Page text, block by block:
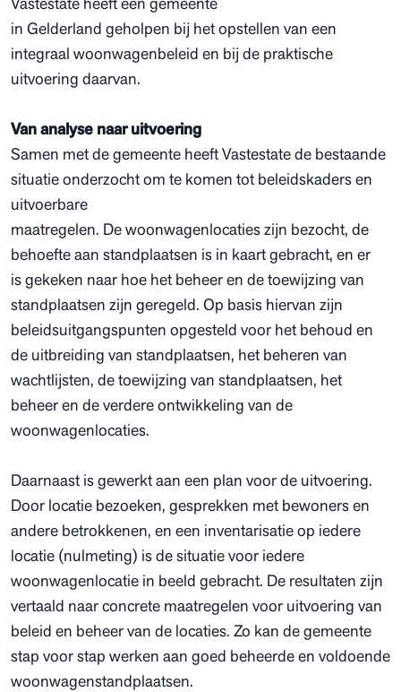
in Gelderland geholpen bij het opstellen van een
integraal woonwagenbeleid en bij de praktische
uitvoering daarvan.
Van analyse naar uitvoering
Samen met de gemeente heeft Vastestate de bestaande
situatie onderzocht om te komen tot beleidskaders en
uitvoerbare
maatregelen. De woonwagenlocaties zijn bezocht, de
behoefte aan standplaatsen is in kaart gebracht, en er
is gekeken naar hoe het beheer en de toewijzing van
standplaatsen zijn geregeld. Op basis hiervan zijn
beleidsuitgangspunten opgesteld voor het behoud en
de uitbreiding van standplaatsen, het beheren van
wachtlijsten, de toewijzing van standplaatsen, het
beheer en de verdere ontwikkeling van de
woonwagenlocaties.
Daarnaast is gewerkt aan een plan voor de uitvoering.
Door locatie bezoeken, gesprekken met bewoners en
andere betrokkenen, en een inventarisatie op iedere
locatie (nulmeting) is de situatie voor iedere
woonwagenlocatie in beeld gebracht. De resultaten zijn
vertaald naar concrete maatregelen voor uitvoering van
beleid en beheer van de locaties. Zo kan de gemeente
stap voor stap werken aan goed beheerde en voldoende
woonwagenstandplaatsen.